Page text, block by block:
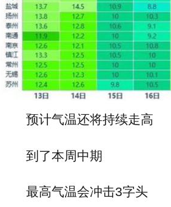
预计气温还将持续走高
到了本周中期
最高气温会冲击3字头